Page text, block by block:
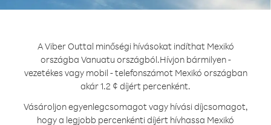
A Viber Outtal minőségi hívásokat indíthat Mexikó
országba Vanuatu országból.Hívjon bármilyen -
vezetékes vagy mobil - telefonszámot Mexikó országban
akár 1.2 ¢ díjért percenként.
Vásároljon egyenlegcsomagot vagy hívási díjcsomagot,
hogy a legjobb percenkénti díjért hívhassa Mexikó